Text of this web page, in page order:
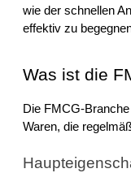
wie der schnellen
effektiv zu
Was ist die
Die FMCG-
Waren, die